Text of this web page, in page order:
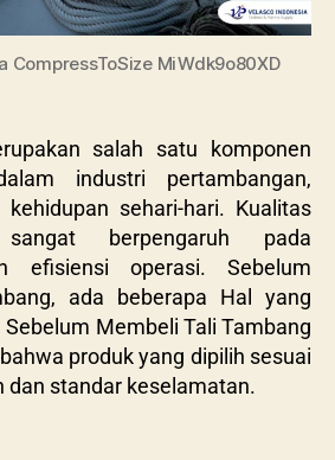
CompressToSize MiWdk9o80XD
salah satu komponen
industri pertambangan,
kehidupan sehari-hari. Kualitas
berpengaruh pada
efisiensi operasi. Sebelum
ada beberapa Hal yang
Membeli Tali Tambang
produk yang dipilih sesuai
dan standar keselamatan.